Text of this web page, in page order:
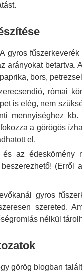
gyros
arányokat betartva.
bors,
római
is elég, nem
mennyiséghez
a görögös
el.
és az édeskömény
(Erről
gyros
szereted.
nélkül
görög blogban